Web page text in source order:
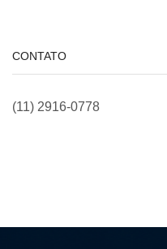
CONTATO
(11) 2916-0778